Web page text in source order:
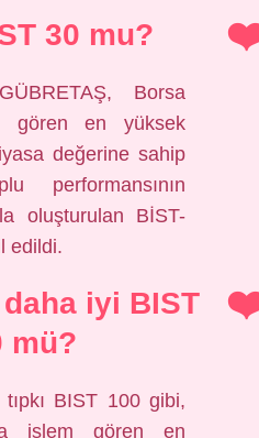
30 mu?
Borsa
gören en yüksek
değerine sahip
performansının
oluşturulan BİST-
edildi.
iyi BIST
mü?
BIST 100 gibi,
işlem gören en